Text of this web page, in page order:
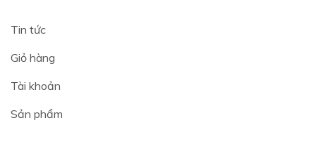
Tin tức
Giỏ hàng
Tài khoản
Sản phẩm